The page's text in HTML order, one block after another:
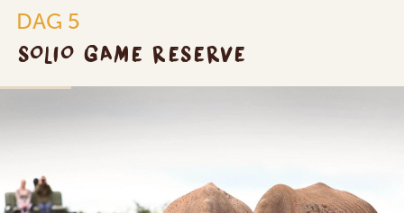
DAG 5
SOLIO GAME RESERVE